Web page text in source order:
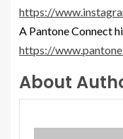
https://
A Pantone Connect
https://
About